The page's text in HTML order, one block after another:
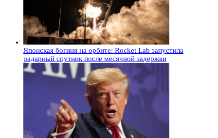
Японская богиня на орбите: Rocket Lab запустила
радарный спутник после месячной задержки